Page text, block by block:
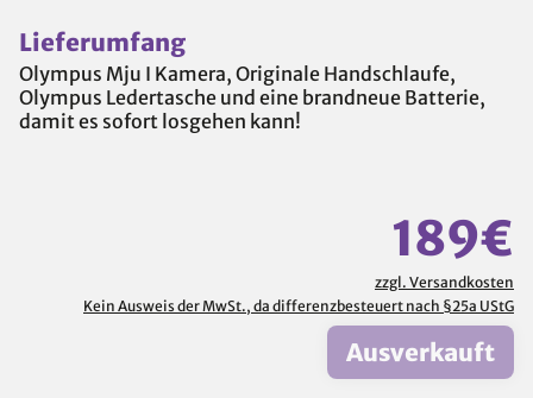
Lieferumfang
Olympus Mju I Kamera, Originale Handschlaufe,
Olympus Ledertasche und eine brandneue Batterie,
damit es sofort losgehen kann!
189€
zzgl. Versandkosten
Kein Ausweis der MwSt., da differenzbesteuert nach §25a UStG
Ausverkauft